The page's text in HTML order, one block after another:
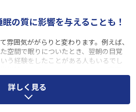
詳しく見る
の質に影響を与えることも！
雰囲気ががらりと変わります。例えば、
空間で眠りについたとき、翌朝の目覚
う経験をしたことがある人もいるでし
囲気が睡眠に適していれば睡眠の質は
やすい雰囲気であれば良い眠りは得ら